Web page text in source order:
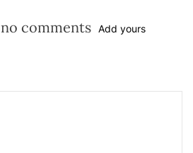
comments Add yours